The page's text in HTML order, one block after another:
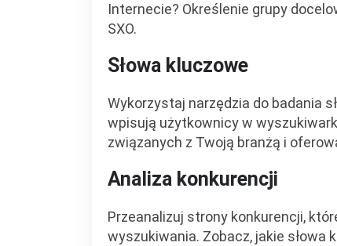
Internecie? Określenie grupy
SXO.
Słowa kluczowe
Wykorzystaj narzędzia do badania
wpisują użytkownicy w
związanych z Twoją branżą i
Analiza konkurencji
Przeanalizuj strony konkurencji,
wyszukiwania. Zobacz, jakie słowa